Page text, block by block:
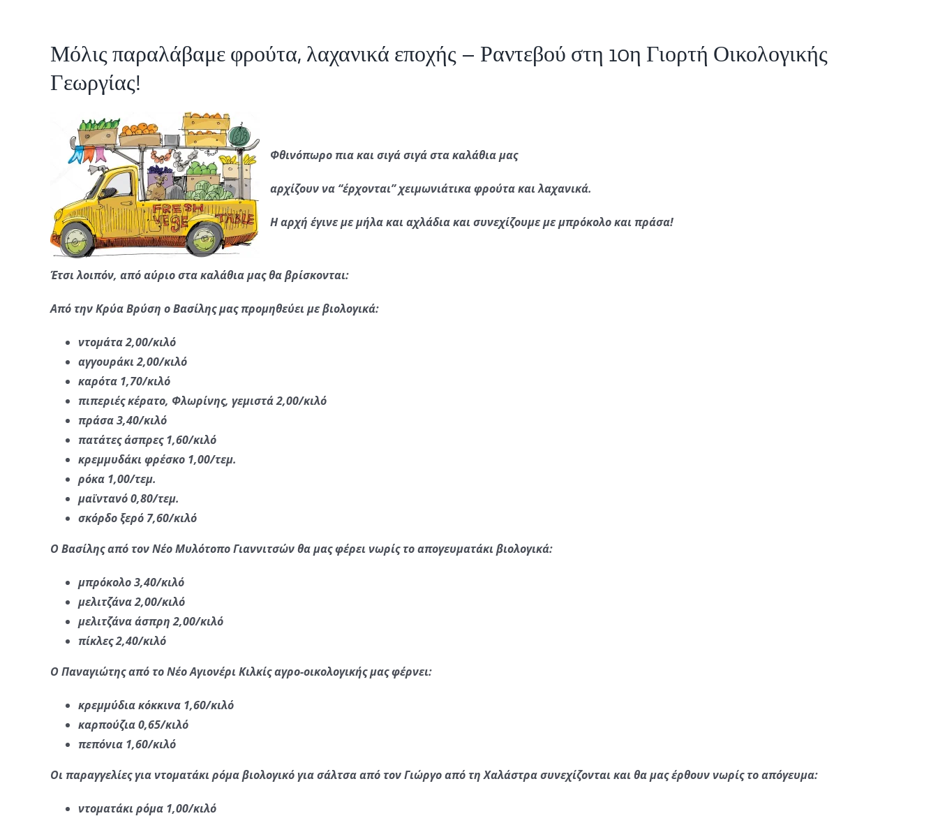
Μόλις παραλάβαμε φρούτα, λαχανικά εποχής – Ραντεβού στη 10η Γιορτή Οικολογικής
Γεωργίας!
Φθινόπωρο πια και σιγά σιγά στα καλάθια μας
αρχίζουν να “έρχονται” χειμωνιάτικα φρούτα και λαχανικά.
Η αρχή έγινε με μήλα και αχλάδια και συνεχίζουμε με μπρόκολο και πράσα!
Έτσι λοιπόν, από αύριο στα καλάθια μας θα βρίσκονται:
Από την Κρύα Βρύση ο Βασίλης μας προμηθεύει με βιολογικά:
ντομάτα 2,00/κιλό
αγγουράκι 2,00/κιλό
καρότα 1,70/κιλό
πιπεριές κέρατο, Φλωρίνης, γεμιστά 2,00/κιλό
πράσα 3,40/κιλό
πατάτες άσπρες 1,60/κιλό
κρεμμυδάκι φρέσκο 1,00/τεμ.
ρόκα 1,00/τεμ.
μαϊντανό 0,80/τεμ.
σκόρδο ξερό 7,60/κιλό
Ο Βασίλης από τον Νέο Μυλότοπο Γιαννιτσών θα μας φέρει νωρίς το απογευματάκι βιολογικά:
μπρόκολο 3,40/κιλό
μελιτζάνα 2,00/κιλό
μελιτζάνα άσπρη 2,00/κιλό
πίκλες 2,40/κιλό
Ο Παναγιώτης από το Νέο Αγιονέρι Κιλκίς αγρο-οικολογικής μας φέρνει:
κρεμμύδια κόκκινα 1,60/κιλό
καρπούζια 0,65/κιλό
πεπόνια 1,60/κιλό
Οι παραγγελίες για ντοματάκι ρόμα βιολογικό για σάλτσα από τον Γιώργο από τη Χαλάστρα συνεχίζονται και θα μας έρθουν νωρίς το απόγευμα:
ντοματάκι ρόμα 1,00/κιλό